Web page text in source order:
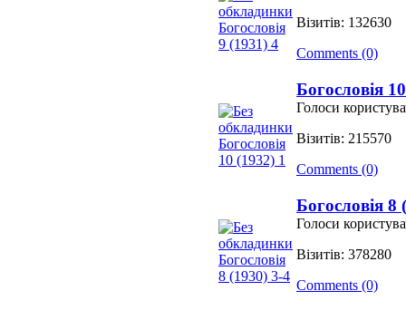
Візитів: 132630
Comments (0)
Богословія
Голоси
Візитів: 215570
Comments (0)
Богословія 8
Голоси
Візитів: 378280
Comments (0)